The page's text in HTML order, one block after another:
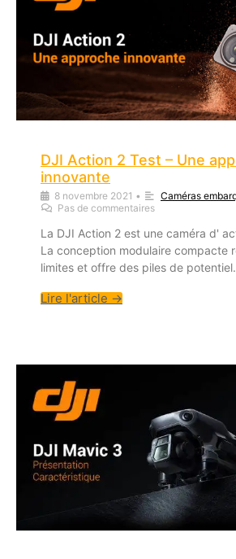
DJI Action 2 Test – Une
innovante
8 novembre 2021 • Caméras
Pas de commentaires
La DJI Action 2 est une caméra d'
La conception modulaire compacte
limites et offre des piles de potentiel.
Lire l'article →